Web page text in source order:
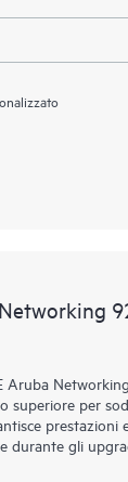
Aruba
superiore per
durante gli